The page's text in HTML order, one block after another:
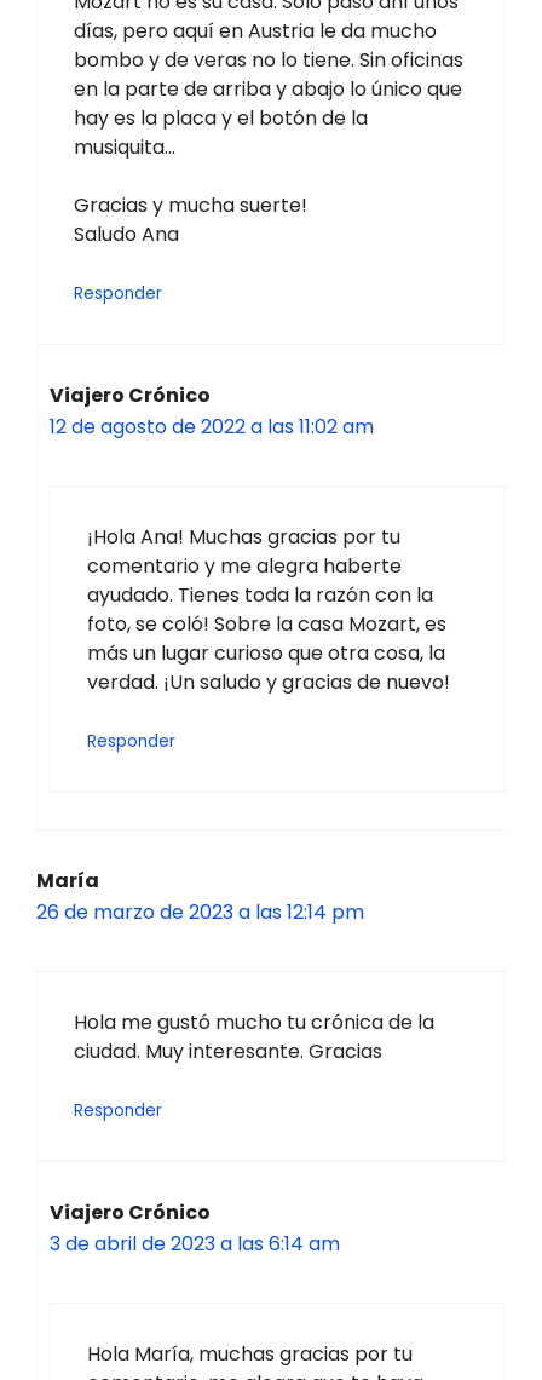
días, pero aquí en Austria le da mucho
bombo y de veras no lo tiene. Sin oficinas
en la parte de arriba y abajo lo único que
hay es la placa y el botón de la
musiquita…
Gracias y mucha suerte!
Saludo Ana
Responder
Viajero Crónico
12 de agosto de 2022 a las 11:02 am
¡Hola Ana! Muchas gracias por tu
comentario y me alegra haberte
ayudado. Tienes toda la razón con la
foto, se coló! Sobre la casa Mozart, es
más un lugar curioso que otra cosa, la
verdad. ¡Un saludo y gracias de nuevo!
Responder
María
26 de marzo de 2023 a las 12:14 pm
Hola me gustó mucho tu crónica de la
ciudad. Muy interesante. Gracias
Responder
Viajero Crónico
3 de abril de 2023 a las 6:14 am
Hola María, muchas gracias por tu